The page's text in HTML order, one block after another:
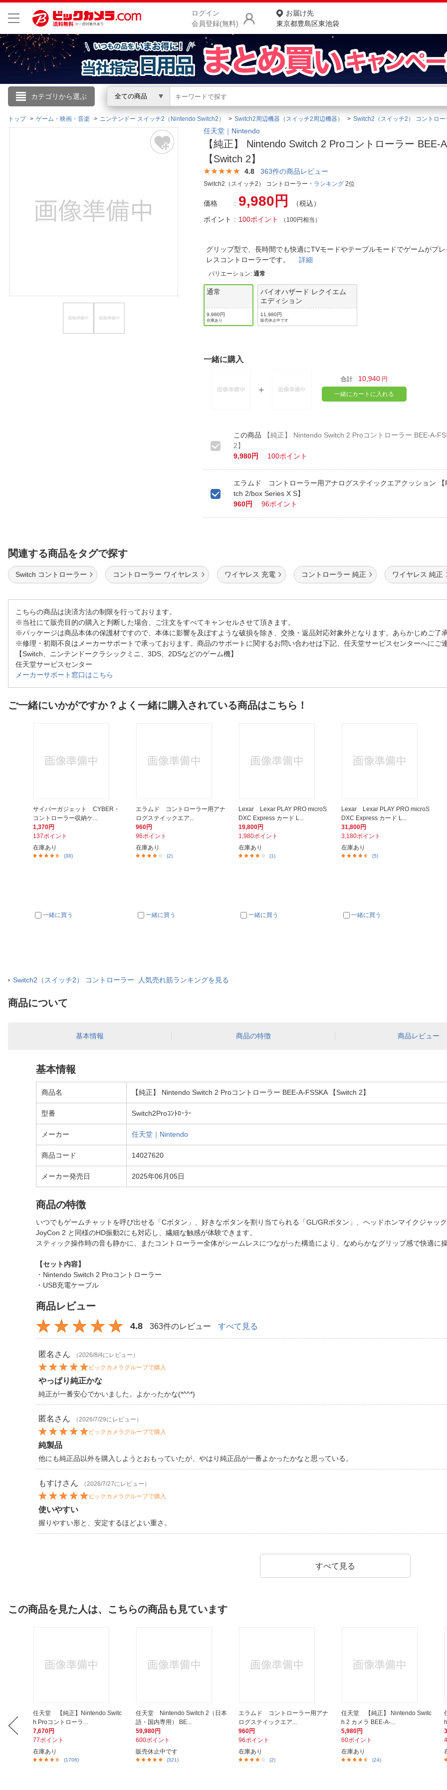
ログイン
会員登録(無料)
お届け先
東京都豊島区東池袋
カテゴリから選ぶ 全ての商品
こんにちは
ログイン
閲覧履歴
商品をさがす
ランキングからさがす
お客様サポート
ご利用ガイド
ご利用規約
トップ ゲーム・映画・音楽 ニンテンドー スイッチ2（Nintendo Switch2） Switch2周辺機器（スイッチ2周辺機器） Switch2（スイッチ2） コントロー
任天堂｜Nintendo
【純正】 Nintendo Switch 2 Proコントローラー BEE-
【Switch 2】
4.8 363件の商品レビュー
Switch2（スイッチ2） コントローラー・ ランキング 2位
価格 9,980円
（税込）
ポイント
100ポイント （100円相当）
グリップ型で、長時間でも快適にTVモードやテーブルモードでゲームがプ
レスコントローラーです。詳細
バリエーション:通常
通常
9,980円
在庫あり
バイオハザード レクイエム
エディション
11,980円
販売休止中です
一緒に購入
合計 10,940 円
一緒にカートに入れる
【純正】 Nintendo Switch 2 Proコントローラー BEE-A-
2】
9,980円
100ポイント
エラムド コントローラー用アナログステイックエアクッション 【
tch 2/box Series X S】
960円
96ポイント
関連する商品をタグで探す
Switch コントローラー コントローラー ワイヤレス ワイヤレス 充電 コントローラー 純正 ワイヤレス 純正
こちらの商品は決済方法の制限を行っております。
※当社にて販売目的の購入と判断した場合、ご注文をすべてキャンセルさせて頂きます。
※パッケージは商品本体の保護材ですので、本体に影響を及ぼすような破損を除き、交換・返品対応対象外となります。あらかじめご了承
※修理・初期不良はメーカーサポートで承っております。商品のサポートに関するお問い合わせは下記、任天堂サービスセンターへにご連
【Switch、ニンテンドークラシックミニ、3DS、2DSなどのゲーム機】
任天堂サービスセンター
メーカーサポート窓口はこちら
ご一緒にいかがですか？よく一緒に購入されている商品はこちら！
サイバーガジェット CYBER・
コントローラー収納ケ...
1,370円
137ポイント
在庫あり
(38)
一緒に買う
エラムド コントローラー用アナ
ログステイックエア...
960円
96ポイント
在庫あり
(2)
一緒に買う
Lexar Lexar PLAY PRO microS
DXC Express カード L...
19,800円
1,980ポイント
在庫あり
(1)
一緒に買う
Lexar Lexar PLAY PRO microS
DXC Express カード L...
31,800円
3,180ポイント
在庫あり
(5)
一緒に買う
Switch2（スイッチ2） コントローラー 人気売れ筋ランキングを見る
商品について
基本情報 商品の特徴 商品レビュー
基本情報
商品名 【純正】 Nintendo Switch 2 Proコントローラー BEE-A-FSSKA 【Switch 2】
型番 Switch2Proｺﾝﾄﾛｰﾗｰ
メーカー 任天堂｜Nintendo
商品コード 14027620
メーカー発売日 2025年06月05日
商品の特徴
いつでもゲームチャットを呼び出せる「Cボタン」、好きなボタンを割り当てられる「GL/GRボタン」、ヘッドホンマイクジャック
JoyCon 2 と同様のHD振動2にも対応し、繊細な触感が体験できます。
スティック操作時の音も静かに、またコントローラー全体がシームレスにつながった構造により、なめらかなグリップ感で快適に操
【セット内容】
・Nintendo Switch 2 Proコントローラー
・USB充電ケーブル
商品レビュー
4.8 363件のレビュー すべて見る
匿名 さん
（2026/8/4にレビュー）
ビックカメラグループで購入
やっぱり純正かな
純正が一番安心でかいました。よかったかな(*^^*)
匿名 さん
（2026/7/29にレビュー）
ビックカメラグループで購入
純製品
他にも純正品以外を購入しようとおもっていたが、やはり純正品が一番よかったかなと思っている。
もすけさん
（2026/7/27にレビュー）
ビックカメラグループで購入
使いやすい
握りやすい形と、安定するほどよい重さ。
すべて見る
この商品を見た人は、こちらの商品も見ています
任天堂 【純正】Nintendo Switc
h Proコントローラ...
7,670円
77ポイント
在庫あり
(1706)
任天堂 Nintendo Switch 2（日本
語・国内専用） BE...
59,980円
600ポイント
販売休止中です
(321)
エラムド コントローラー用アナ
ログステイックエア...
960円
96ポイント
在庫あり
(2)
任天堂 【純正】 Nintendo Switc
h 2 カメラ BEE-A-...
5,980円
60ポイント
在庫あり
(24)